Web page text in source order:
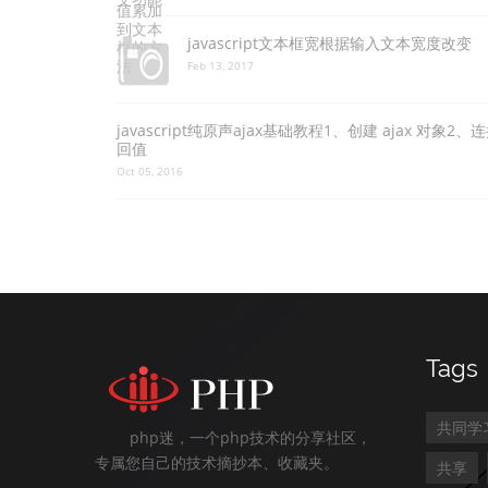
javascript文本框宽根据输入文本宽度改变
Feb 13, 2017
javascript纯原声ajax基础教程1、创建 ajax 对象2、
回值
Oct 05, 2016
php迷，一个php技术的分享社区，
专属您自己的技术摘抄本、收藏夹。
Tags
共同学
共享